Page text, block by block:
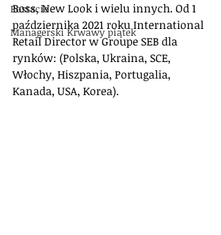
Postacie
Managerski Krwawy piątek
Boss, New Look i wielu innych. Od 1
października 2021 roku International
Retail Director w Groupe SEB dla
rynków: (Polska, Ukraina, SCE,
Włochy, Hiszpania, Portugalia,
Kanada, USA, Korea).